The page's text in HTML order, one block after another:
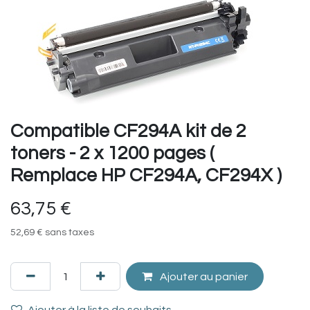
Compatible CF294A kit de 2
toners - 2 x 1200 pages (
Remplace HP CF294A, CF294X )
63,75 €
52,69 € sans taxes
Ajouter au panier